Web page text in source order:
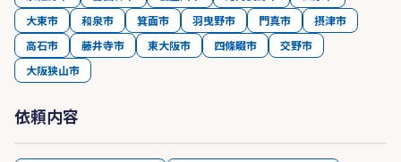
大東市
和泉市 箕面市 羽曳野市 門真市
摂津市
高石市
藤井寺市 東大阪市 四條畷市
交野市
大阪狭山市
依頼内容